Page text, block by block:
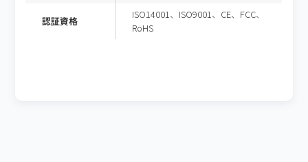
認証資格
ISO14001、ISO9001、CE、FCC、
RoHS